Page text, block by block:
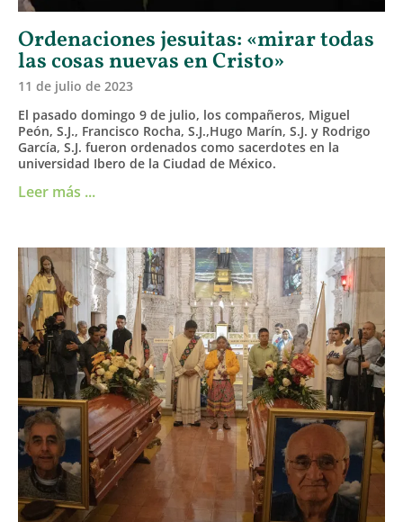
Ordenaciones jesuitas: «mirar todas
las cosas nuevas en Cristo»
11 de julio de 2023
El pasado domingo 9 de julio, los compañeros, Miguel
Peón, S.J., Francisco Rocha, S.J.,Hugo Marín, S.J. y Rodrigo
García, S.J. fueron ordenados como sacerdotes en la
universidad Ibero de la Ciudad de México.
Leer más ...